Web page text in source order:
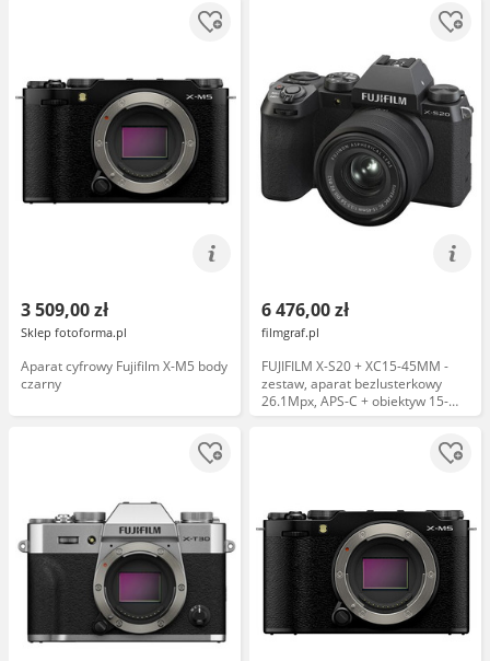
3 509,00 zł
Sklep fotoforma.pl
Aparat cyfrowy Fujifilm X-M5 body
czarny
6 476,00 zł
filmgraf.pl
FUJIFILM X-S20 + XC15-45MM -
zestaw, aparat bezlusterkowy
26.1Mpx, APS-C + obiektyw 15-
45mm, F3.5-5.6 (czarny)